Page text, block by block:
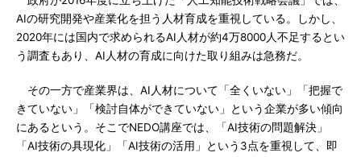
AIの研究開発や産業化を担う人材育成を重視している。しかし、
2020年には国内で求められるAI人材が約4万8000人不足するとい
う調査もあり、AI人材の育成に向けた取り組みは急務だ。
その一方で産業界は、AI人材について「全くいない」「把握で
きていない」「検討自体ができていない」という企業が多い傾向
にあるという。そこでNEDO講座では、「AI技術の問題解決」
「AI技術の具現化」「AI技術の活用」という3点を重視して、即